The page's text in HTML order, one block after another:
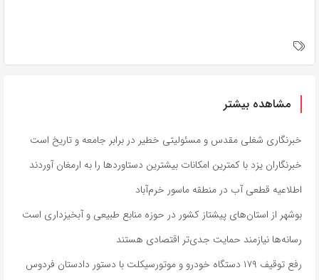
مشاهده بیشتر
خبرنگاری شغلی مقدس و مسئولیتی خطیر در برابر جامعه و تاریخ است
خبرنگاران یزد با کمترین امکانات بیشترین دستاوردها را به ارمغان آوردند
اطلاعیه قطعی آب در منطقه ماسور خرم‌آباد
بوشهر از استان‌های پیشتاز کشور در حوزه منابع طبیعی و آبخیزداری است
رسانه‌ها نیازمند حمایت جدی‌تر اقتصادی هستند
رفع توقیف ۱۷۹ دستگاه خودرو و موتورسیکلت با دستور دادستان فردوس